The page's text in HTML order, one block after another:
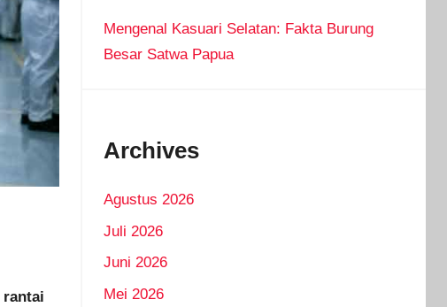
rantai
Mengenal Kasuari Selatan: Fakta Burung
Besar Satwa Papua
Archives
Agustus 2026
Juli 2026
Juni 2026
Mei 2026